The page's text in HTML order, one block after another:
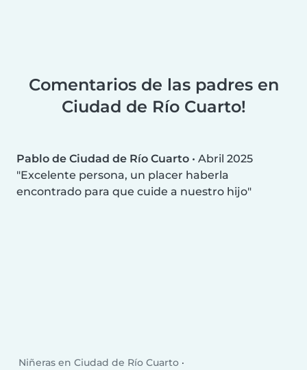
Comentarios de las padres en
Ciudad de Río Cuarto!
Pablo de Ciudad de Río Cuarto • Abril 2025
Excelente persona, un placer haberla
encontrado para que cuide a nuestro hijo
Niñeras en Ciudad de Río Cuarto